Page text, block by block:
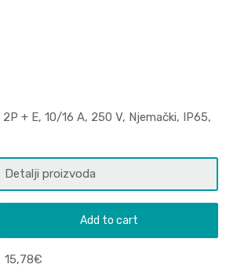
+ E, 10/16 A, 250 V, Njemački, IP65,
Detalji proizvoda
Add to cart
15,78€